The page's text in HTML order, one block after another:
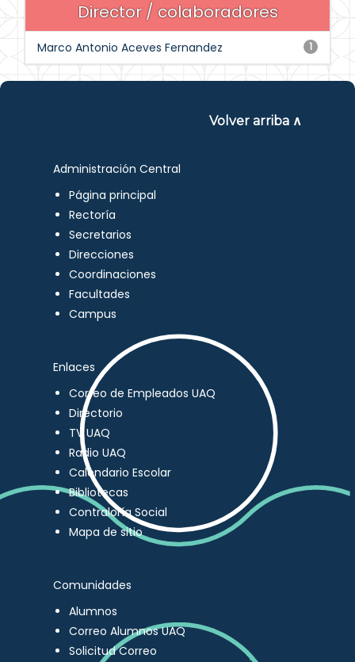
Director / colaboradores
1
Marco Antonio Aceves Fernandez
Volver arriba ∧
Administración Central
Página principal
Rectoría
Secretarios
Direcciones
Coordinaciones
Facultades
Campus
Enlaces
Correo de Empleados UAQ
Directorio
TV UAQ
Radio UAQ
Calendario Escolar
Bibliotecas
Contraloría Social
Mapa de sitio
Comunidades
Alumnos
Correo Alumnos UAQ
Solicitud Correo